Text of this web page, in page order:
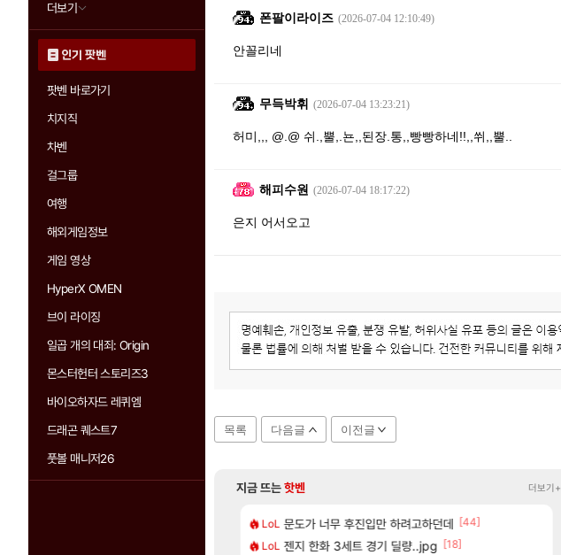
더보기
인기 팟벤
팟벤 바로가기
치지직
차벤
걸그룹
여행
해외게임정보
게임 영상
HyperX OMEN
브이 라이징
일곱 개의 대죄: Origin
몬스터헌터 스토리즈3
바이오하자드 레퀴엠
드래곤 퀘스트7
풋볼 매니저26
폰팔이라이즈 (2026-07-04 12:10:49)
안꼴리네
무득박휘 (2026-07-04 13:23:21)
허미,,, @.@ 쉬.,뿔,.뇬,,된장.통,,빵빵하네!!,,쒸,,뿔..
해피수원 (2026-07-04 18:17:22)
은지 어서오고
목록 다음글 이전글
지금 뜨는핫벤 더보기+
LoL 문도가 너무 후진입만 하려고하던데 [44]
LoL 젠지 한화 3세트 경기 딜량..jpg [18]
여행 7년만에 가족여행을 다녀왔습니다. [1]
아스오라 「에린」 컨셉 포스터 공개